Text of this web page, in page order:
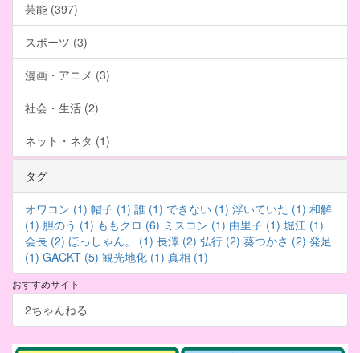
芸能 (397)
スポーツ (3)
漫画・アニメ (3)
社会・生活 (2)
ネット・ネタ (1)
タグ
オワコン (1) 帽子 (1) 誰 (1) できない (1) 浮いていた (1) 和解
(1) 胆のう (1) ももクロ (6) ミスコン (1) 由里子 (1) 堀江 (1)
会長 (2) ほっしゃん。 (1) 長澤 (2) 弘行 (2) 葵つかさ (2) 発足
(1) GACKT (5) 観光地化 (1) 真相 (1)
おすすめサイト
2ちゃんねる